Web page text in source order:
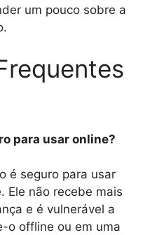
um pouco sobre a
para usar online?
é seguro para usar
Ele não recebe mais
e é vulnerável a
o offline ou em uma